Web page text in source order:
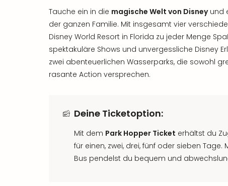
Tauche ein in die magische Welt von Disneyund
der ganzen Familie. Mit insgesamt vier
Disney World Resort in Florida zu jeder Menge
spektakuläre Shows und unvergessliche Disney
zwei abenteuerlichen Wasserparks, die sowohl
rasante Action versprechen.
Deine Ticketoption:
Mit dem Park Hopper Ticket erhältst du
für einen, zwei, drei, fünf oder sieben Tage.
Bus pendelst du bequem und